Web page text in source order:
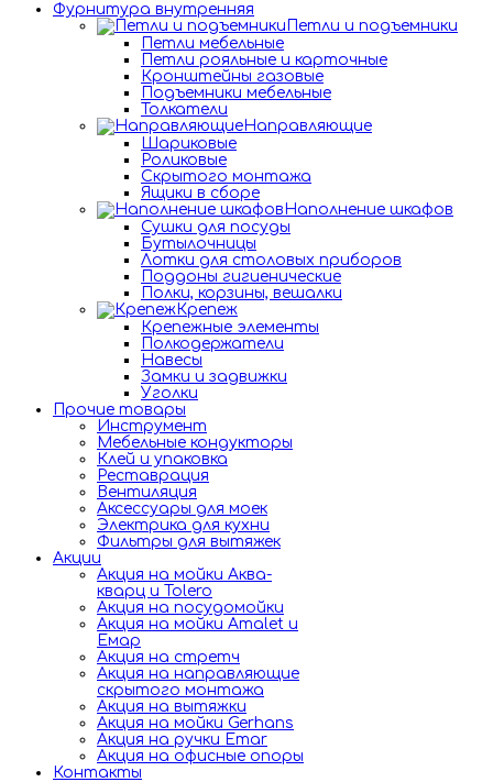
Фурнитура внутренняя
Петли и подъемники
Петли мебельные
Петли рояльные и карточные
Кронштейны газовые
Подъемники мебельные
Толкатели
Направляющие
Шариковые
Роликовые
Скрытого монтажа
Ящики в сборе
Наполнение шкафов
Сушки для посуды
Бутылочницы
Лотки для столовых приборов
Поддоны гигиенические
Полки, корзины, вешалки
Крепеж
Крепежные элементы
Полкодержатели
Навесы
Замки и задвижки
Уголки
Прочие товары
Инструмент
Мебельные кондукторы
Клей и упаковка
Реставрация
Вентиляция
Аксессуары для моек
Электрика для кухни
Фильтры для вытяжек
Акции
Акция на мойки Аква-
кварц и Tolero
Акция на посудомойки
Акция на мойки Amalet и
Емар
Акция на стретч
Акция на направляющие
скрытого монтажа
Акция на вытяжки
Акция на мойки Gerhans
Акция на ручки Emar
Акция на офисные опоры
Контакты